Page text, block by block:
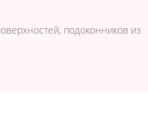
подоконников из